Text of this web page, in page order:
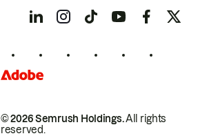
© 2026 Semrush Holdings.All rights
reserved.